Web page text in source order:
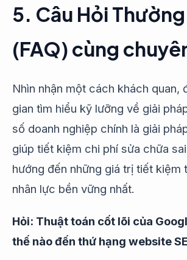
5. Câu Hỏi
(FAQ) cùng
Nhìn nhận một cách khách quan,
gian tìm hiểu kỹ lưỡng về giải
số doanh nghiệp chính là giải
giúp tiết kiệm chi phí sửa chữa
hướng đến những giá trị tiết kiệm
nhân lực bền vững nhất.
Hỏi: Thuật toán cốt lõi của
thế nào đến thứ hạng website